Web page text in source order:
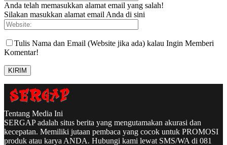
Anda telah memasukkan alamat email yang salah!
Silakan masukkan alamat email Anda di sini
Tulis Nama dan Email (Website jika ada) kalau Ingin Memberi
Komentar!
Tentang Media Ini
SERGAP adalah situs berita yang mengutamakan akurasi dan
kecepatan. Memiliki jutaan pembaca yang cocok untuk PROMOSI
produk atau karya ANDA. Hubungi kami lewat SMS/WA di 081